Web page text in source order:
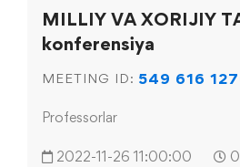
MILLIY VA XORIJIY
konferensiya
MEETING ID: 549 616
Professorlar
2022-11-26 11:00:00 0